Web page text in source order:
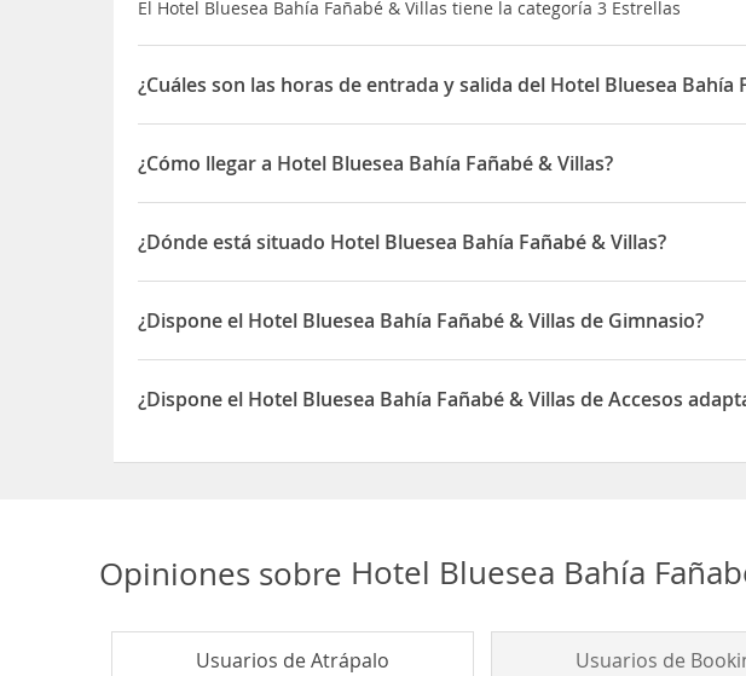
El Hotel Bluesea Bahía Fañabé & Villas tiene la categoría 3 Estrellas
¿Cuáles son las horas de entrada y salida del Hotel Bluesea Bahía
La entrada a Hotel Bluesea Bahía Fañabé & Villas es a partir de las 15:00
¿Cómo llegar a Hotel Bluesea Bahía Fañabé & Villas?
Si llegas a la isla a través delAeropuerto de Tenerife Surtardarás 14
ciudad podrás ir de compras alcentro comercial Plaza del Duque, que
Hayvarios restaurantesentre los que elegir en la zona, a unos 10
¿Dónde está situado Hotel Bluesea Bahía Fañabé & Villas?
El Hotel Bluesea Bahía Fañabé & Villas está situado en Avda. Bruselas 5-7
¿Dispone el Hotel Bluesea Bahía Fañabé & Villas de Gimnasio?
Sí, el Hotel Bluesea Bahía Fañabé & Villas dispone de Gimnasio
¿Dispone el Hotel Bluesea Bahía Fañabé & Villas de Accesos
Opiniones sobre Hotel Bluesea Bahía
Usuarios deAtrápalo Usuarios de